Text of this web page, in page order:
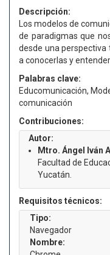
Descripción:
Los modelos de
de paradigmas que
desde una perspectiva
a conocerlas y
Palabras clave:
Educomunicación,
comunicación
Contribuciones:
Autor:
Mtro. Ángel Iván
Facultad de
Yucatán.
Requisitos técnicos:
Tipo:
Navegador
Nombre: